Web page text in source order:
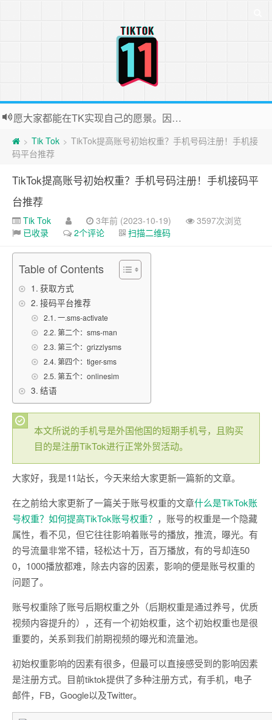
愿大家都能在TK实现自己的愿景。因为站长平时很忙，后台联系投稿无法全部回复，十分抱歉
> Tik Tok > TikTok提高账号初始权重？手机号码注册！手机接
码平台推荐
TikTok提高账号初始权重？手机号码注册！手机接码平
台推荐
Tik Tok 3年前 (2023-10-19)
3597次浏览
已收录
2个评论 扫描二维码
Table of Contents
获取方式
接码平台推荐
一.sms-activate
第二个：sms-man
第三个：grizzlysms
第四个：tiger-sms
第五个：onlinesim
结语
本文所说的手机号是外国他国的短期手机号，且购买
目的是注册TikTok进行正常外贸活动。
大家好，我是11站长，今天来给大家更新一篇新的文章。
在之前给大家更新了一篇关于账号权重的文章什么是TikTok账
号权重？如何提高TikTok账号权重？ ，账号的权重是一个隐藏
属性，看不见，但它往往影响着账号的播放，推流，曝光。有
的号流量非常不错，轻松达十万，百万播放，有的号却连50
0，1000播放都难，除去内容的因素，影响的便是账号权重的
问题了。
账号权重除了账号后期权重之外（后期权重是通过养号，优质
视频内容提升的），还有一个初始权重，这个初始权重也是很
重要的，关系到我们前期视频的曝光和流量池。
初始权重影响的因素有很多，但最可以直接感受到的影响因素
是注册方式。目前tiktok提供了多种注册方式，有手机，电子
邮件，FB，Google以及Twitter。